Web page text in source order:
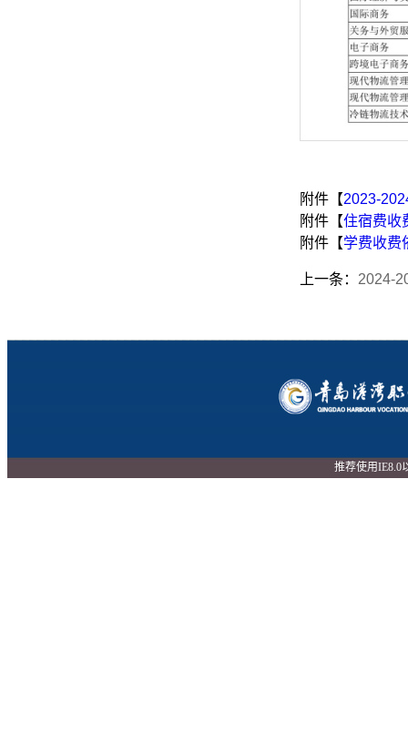
附件【2023-
附件【住宿费收
附件【学费收费
上一条： 2024-
推荐使用IE8.0